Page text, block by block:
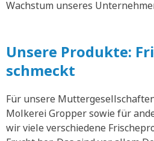
Wachstum unseres
Unsere Produkte:
schmeckt
Für unsere
Molkerei Gropper sowie für
wir viele verschiedene